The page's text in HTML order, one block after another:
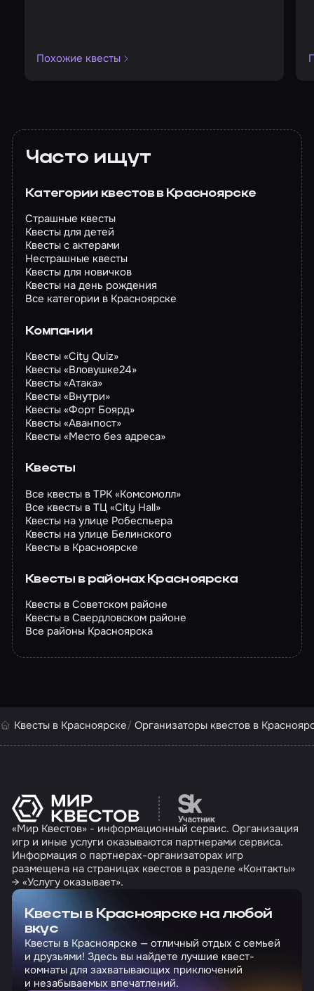
Похожие квесты
Часто ищут
Категории квестов в Красноярске
Страшные квесты
Квесты для детей
Квесты с актерами
Нестрашные квесты
Квесты для новичков
Квесты на день рождения
Все категории в Красноярске
Компании
Квесты «City Quiz»
Квесты «Вловушке24»
Квесты «Атака»
Квесты «Внутри»
Квесты «Форт Боярд»
Квесты «Аванпост»
Квесты «Место без адреса»
Квесты
Все квесты в ТРК «Комсомолл»
Все квесты в ТЦ «City Hall»
Квесты на улице Робеспьера
Квесты на улице Белинского
Квесты в Красноярске
Квесты в районах Красноярска
Квесты в Советском районе
Квесты в Свердловском районе
Все районы Красноярска
Квесты в Красноярске Организаторы квестов в
Перейти на сайт
«Мир Квестов» - информационный сервис. Организация
игр и иные услуги оказываются партнерами сервиса.
Информация о партнерах-организаторах игр
размещена на страницах квестов в разделе «Контакты»
→ «Услугу оказывает».
Квесты в Красноярске на любой
вкус
Квесты в Красноярске — отличный отдых с семьей
и друзьями! Здесь вы найдете лучшие квест-
комнаты для захватывающих приключений
и незабываемых впечатлений.